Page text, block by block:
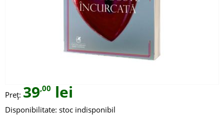
Preț: 39,00 lei
Disponibilitate: stoc indisponibil